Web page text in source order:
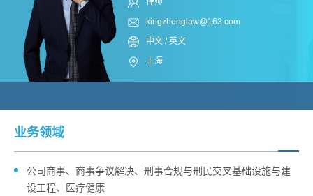
kingzhenglaw@163.com
中文 / 英文
上海
业务领域
公司商事、商事争议解决、刑事合规与刑民交叉基础设施与建
设工程、医疗健康